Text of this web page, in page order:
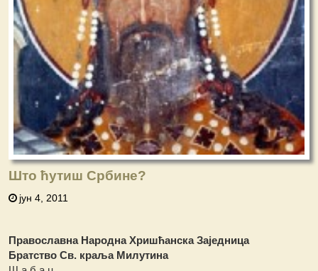
Што ћутиш Србине?
јун 4, 2011
Православна Народна Хришћанска Заједница
Братство Св. краља Милутина